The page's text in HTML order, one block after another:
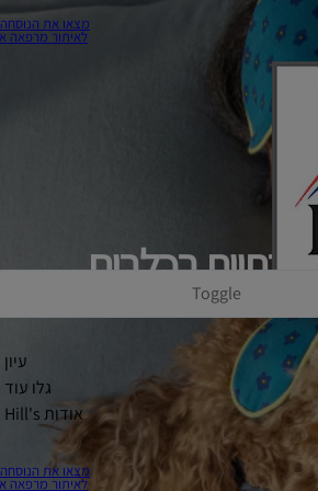
מצאו את הנוסחה שלכם
לאיתור מרפאה או חנות
Toggle
גלו עוד
אודות Hill's
מצאו את הנוסחה שלכם
לאיתור מרפאה או חנות
בכלבים